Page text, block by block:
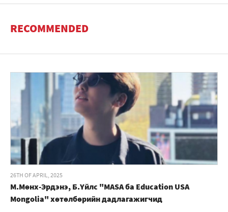
RECOMMENDED
26TH OF APRIL, 2025
М.Мөнх-Эрдэнэ, Б.Үйлс "MASA ба Education USA
Mongolia" хөтөлбөрийн дадлагажигчид